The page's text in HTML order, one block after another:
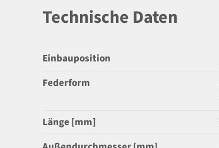
Technische Daten
Einbauposition
Federform
Länge [mm]